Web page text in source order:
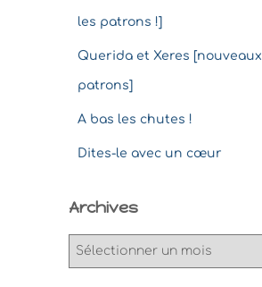
les patrons !]
Querida et Xeres [nouveaux
patrons]
A bas les chutes !
Dites-le avec un cœur
Archives